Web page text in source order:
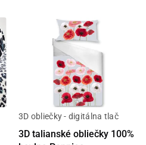
3D obliečky - digitálna tlač
3D talianské obliečky 100%